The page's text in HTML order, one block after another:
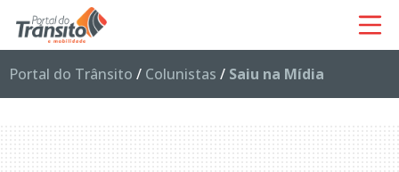
Portal do Trânsito / Colunistas / Saiu na Mídia